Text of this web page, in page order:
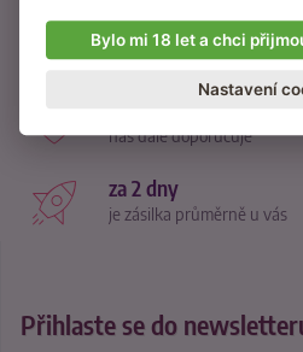
370 návodů
inspirace na nové praktiky
nás dále doporučuje
za 2 dny
je zásilka průměrně u vás
Přihlaste se do
Bylo mi 18 let a chci
Nastavení